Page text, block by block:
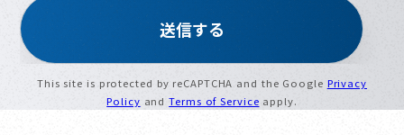
This site is protected by reCAPTCHA and the Google Privacy
Policy andTerms of Service apply.